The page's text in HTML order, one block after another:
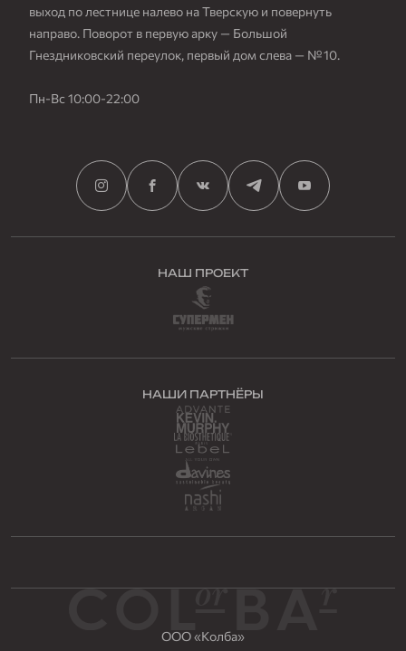
выход по лестнице налево на Тверскую и повернуть
направо. Поворот в первую арку — Большой
Гнездниковский переулок, первый дом слева — № 10.
Пн-Вс 10:00-22:00
НАШ ПРОЕКТ
НАШИ ПАРТНЁРЫ
ООО «Колба»